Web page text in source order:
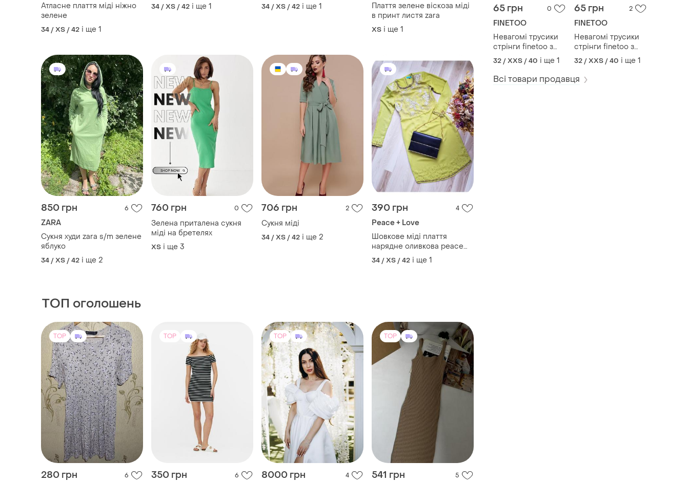
65 грн 0
FINETOO
Невагомі трусики
стрінги finetoo з
мереживом, розмір
xxs-xs, білі
32 / XXS / 40 і ще 1
65 грн 2
FINETOO
Невагомі трусики
стрінги finetoo з
мереживом, білий
+ рожевий, розмір
xxs-xs, 2 шт.
32 / XXS / 40 і ще 1
Всі товари продавця
Атласне плаття міді ніжно
зелене
34 / XS / 42 і ще 1
34 / XS / 42 і ще 1 34 / XS / 42 і ще 1
Плаття зелене віскоза міді
в принт листя zara
ХS і ще 1
850 грн 6
ZARA
Сукня худи zara s/m зелене
яблуко
34 / XS / 42 і ще 2
760 грн 0
Зелена приталена сукня
міді на бретелях
ХS і ще 3
706 грн 2
Сукня міді
34 / XS / 42 і ще 2
390 грн 4
Peace + Love
Шовкове міді плаття
нарядне оливкова peace
вечірнє плаття
34 / XS / 42 і ще 1
ТОП оголошень
TOP
280 грн 6
TOP
350 грн 6
TOP
8000 грн 4
TOP
541 грн 5